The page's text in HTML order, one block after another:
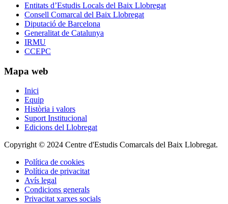
Entitats d’Estudis Locals del Baix Llobregat
Consell Comarcal del Baix Llobregat
Diputació de Barcelona
Generalitat de Catalunya
IRMU
CCEPC
Mapa web
Inici
Equip
Història i valors
Suport Institucional
Edicions del Llobregat
Copyright © 2024 Centre d'Estudis Comarcals del Baix Llobregat.
Política de cookies
Política de privacitat
Avís legal
Condicions generals
Privacitat xarxes socials